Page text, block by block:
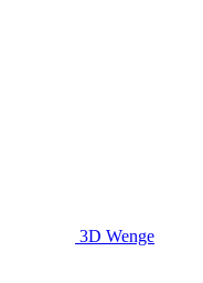
3D Wenge